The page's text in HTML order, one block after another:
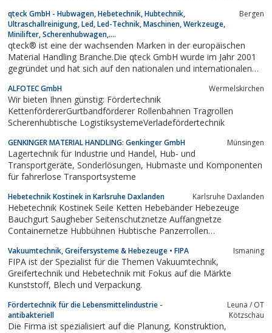
Lager- und Versandlogistik sowie in Fließfertigungen.
qteck GmbH - Hubwagen, Hebetechnik, Hubtechnik,
Ultraschallreinigung, Led, Led-Technik, Maschinen, Werkzeuge,
Minilifter, Scherenhubwagen,....
Bergen
qteck® ist eine der wachsenden Marken in der europäischen
Material Handling Branche.Die qteck GmbH wurde im Jahr 2001
gegründet und hat sich auf den nationalen und internationalen
Arbeitsgeräten und auf die Herstellung von Sonderbauten für
Spezialanwendungen spezialisiert. Wir...
ALFOTEC GmbH Wermelskirchen
Wir bieten Ihnen günstig: Fördertechnik
KettenfördererGurtbandförderer Rollenbahnen Tragrollen
Scherenhubtische LogistiksystemeVerladefördertechnik
GENKINGER MATERIAL HANDLING: Genkinger GmbH Münsingen
Lagertechnik für Industrie und Handel, Hub- und
Transportgeräte, Sonderlösungen, Hubmaste und Komponenten
für fahrerlose Transportsysteme
Hebetechnik Kostinek in Karlsruhe Daxlanden Karlsruhe Daxlanden
Hebetechnik Kostinek Seile Ketten Hebebänder Hebezeuge
Bauchgurt Saugheber Seitenschutznetze Auffangnetze
Containernetze Hubbühnen Hubtische Panzerrollen
Hydraulikheber Kran Werkstattkran Dreibaum Kranwaagen
Klappblock Umlenkblock Wandwinden Bauwinden Handwinden
Winden Balancer...
Vakuumtechnik, Greifersysteme & Hebezeuge • FIPA Ismaning
FIPA ist der Spezialist für die Themen Vakuumtechnik,
Greifertechnik und Hebetechnik mit Fokus auf die Märkte
Kunststoff, Blech und Verpackung.
Fördertechnik für die Lebensmittelindustrie -
antibakteriell
Leuna / OT
Kötzschau
Die Firma ist spezialisiert auf die Planung, Konstruktion,